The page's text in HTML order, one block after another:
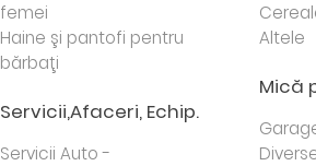
femei
Haine şi pantofi pentru
bărbaţi
Servicii,Afaceri, Echip.
Servicii Auto -
Altele
Mică